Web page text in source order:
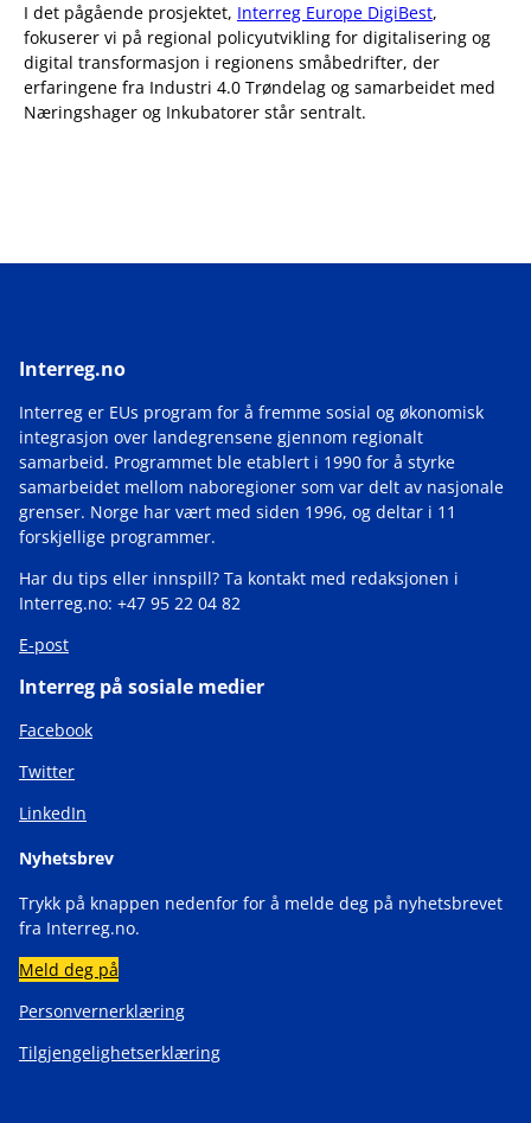
I det pågående prosjektet, Interreg Europe DigiBest,
fokuserer vi på regional policyutvikling for digitalisering og
digital transformasjon i regionens småbedrifter, der
erfaringene fra Industri 4.0 Trøndelag og samarbeidet med
Næringshager og Inkubatorer står sentralt.
Interreg.no
Interreg er EUs program for å fremme sosial og økonomisk
integrasjon over landegrensene gjennom regionalt
samarbeid. Programmet ble etablert i 1990 for å styrke
samarbeidet mellom naboregioner som var delt av nasjonale
grenser. Norge har vært med siden 1996, og deltar i 11
forskjellige programmer.
Har du tips eller innspill? Ta kontakt med redaksjonen i
Interreg.no: +47 95 22 04 82
E-post
Interreg på sosiale medier
Facebook
Twitter
LinkedIn
Nyhetsbrev
Trykk på knappen nedenfor for å melde deg på nyhetsbrevet
fra Interreg.no.
Meld deg på
Personvernerklæring
Tilgjengelighetserklæring